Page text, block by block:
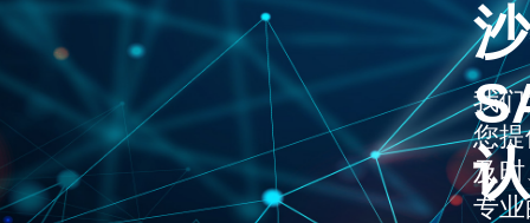
我
您
及
专